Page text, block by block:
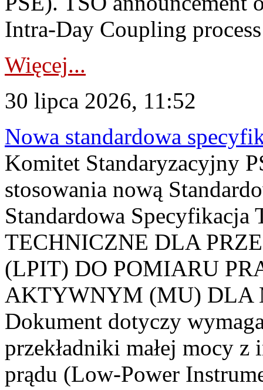
Intra-Day Coupling
Więcej...
30 lipca 2026, 11:52
Nowa standardowa
Komitet Standaryzacyjny
stosowania nową
Standardowa
TECHNICZNE DLA
(LPIT) DO POMIARU
AKTYWNYM (MU) DLA
Dokument dotyczy
przekładniki małej mocy
prądu (Low-Power